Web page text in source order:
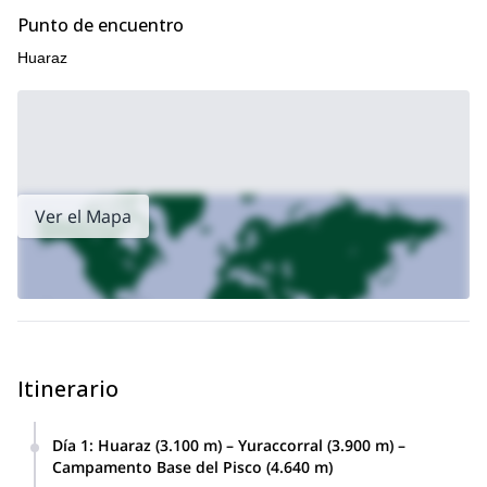
Punto de encuentro
Huaraz
Ver el Mapa
Itinerario
Día 1: Huaraz (3.100 m) – Yuraccorral (3.900 m) –
Campamento Base del Pisco (4.640 m)